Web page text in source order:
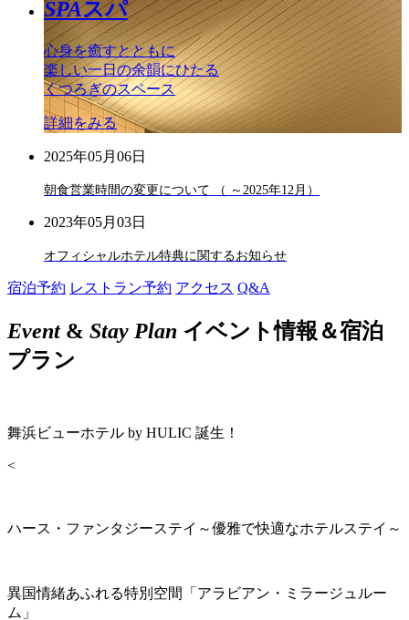
SPAスパ
心身を癒すとともに
楽しい一日の余韻にひたる
くつろぎのスペース
詳細をみる
2025年05月06日
朝食営業時間の変更について （ ～2025年12月）
2023年05月03日
オフィシャルホテル特典に関するお知らせ
宿泊予約 レストラン予約 アクセス Q&A
Event& Stay Plan イベント情報＆宿泊
プラン
舞浜ビューホテル by HULIC 誕生！
<
ハース・ファンタジーステイ～優雅で快適なホテルステイ～
異国情緒あふれる特別空間「アラビアン・ミラージュルー
ム」